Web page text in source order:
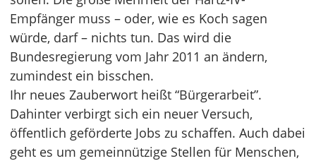
Empfänger muss – oder, wie es Koch sagen
würde, darf – nichts tun. Das wird die
Bundesregierung vom Jahr 2011 an ändern,
zumindest ein bisschen.
Ihr neues Zauberwort heißt “Bürgerarbeit”.
Dahinter verbirgt sich ein neuer Versuch,
öffentlich geförderte Jobs zu schaffen. Auch dabei
geht es um gemeinnützige Stellen für Menschen,